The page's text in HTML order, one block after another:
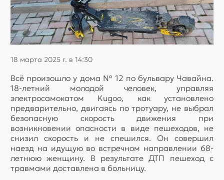
18 марта 2025 г. в 14:30
Всё произошло у дома № 12 по бульвару Чавайна.
18-летний молодой человек, управляя
электросамокатом Kugoo, как установлено
предварительно, двигаясь по тротуару, не выбрал
безопасную скорость движения при
возникновении опасности в виде пешеходов, не
снизил скорость и не спешился. Он совершил
наезд на идущую во встречном направлении 68-
летнюю женщину. В результате ДТП пешеход с
травмами доставлена в больницу.